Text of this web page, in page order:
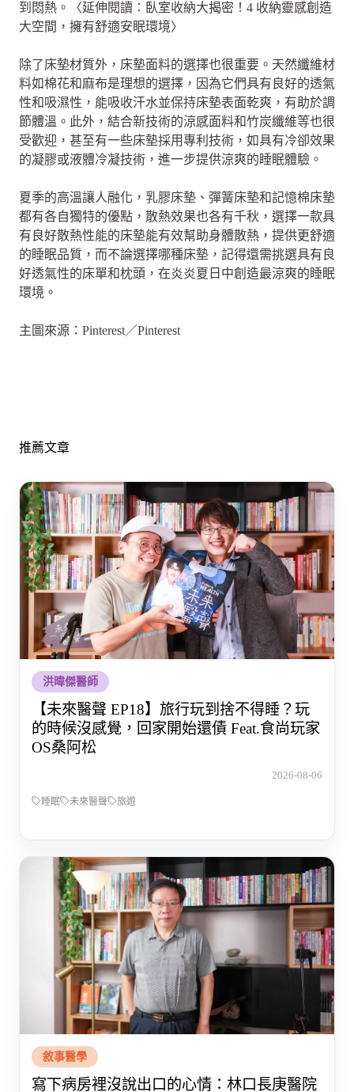
到悶熱。〈延伸閱讀：臥室收納大揭密！4 收納靈感創造
大空間，擁有舒適安眠環境〉
除了床墊材質外，床墊面料的選擇也很重要。天然纖維材
料如棉花和麻布是理想的選擇，因為它們具有良好的透氣
性和吸濕性，能吸收汗水並保持床墊表面乾爽，有助於調
節體溫。此外，結合新技術的涼感面料和竹炭纖維等也很
受歡迎，甚至有一些床墊採用專利技術，如具有冷卻效果
的凝膠或液體冷凝技術，進一步提供涼爽的睡眠體驗。
夏季的高溫讓人融化，乳膠床墊、彈簧床墊和記憶棉床墊
都有各自獨特的優點，散熱效果也各有千秋，選擇一款具
有良好散熱性能的床墊能有效幫助身體散熱，提供更舒適
的睡眠品質，而不論選擇哪種床墊，記得還需挑選具有良
好透氣性的床單和枕頭，在炎炎夏日中創造最涼爽的睡眠
環境。
主圖來源：Pinterest／Pinterest
推薦文章
洪暐傑醫師
【未來醫聲 EP18】旅行玩到捨不得睡？玩
的時候沒感覺，回家開始還債 Feat.食尚玩家
OS桑阿松
2026-08-06
睡眠 未來醫聲 旅遊
敘事醫學
寫下病房裡沒說出口的心情：林口長庚醫院